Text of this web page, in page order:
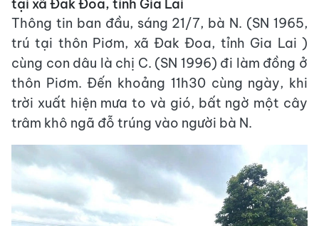
tại xã Đak Đoa, tỉnh Gia Lai
Thông tin ban đầu, sáng 21/7, bà N. (SN 1965,
trú tại thôn Piơm, xã Đak Đoa, tỉnh Gia Lai )
cùng con dâu là chị C. (SN 1996) đi làm đồng ở
thôn Piơm. Đến khoảng 11h30 cùng ngày, khi
trời xuất hiện mưa to và gió, bất ngờ một cây
trâm khô ngã đỗ trúng vào người bà N.